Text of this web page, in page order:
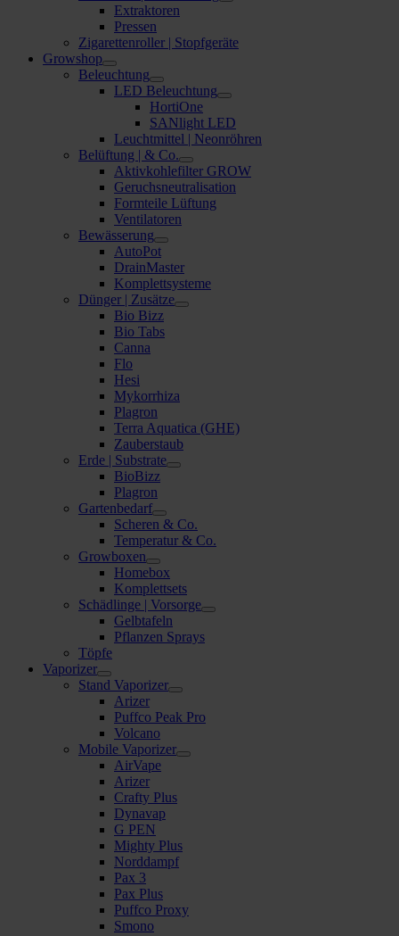
Extraktoren
Pressen
Zigarettenroller | Stopfgeräte
Growshop
Beleuchtung
LED Beleuchtung
HortiOne
SANlight LED
Leuchtmittel | Neonröhren
Belüftung | & Co.
Aktivkohlefilter GROW
Geruchsneutralisation
Formteile Lüftung
Ventilatoren
Bewässerung
AutoPot
DrainMaster
Komplettsysteme
Dünger | Zusätze
Bio Bizz
Bio Tabs
Canna
Flo
Hesi
Mykorrhiza
Plagron
Terra Aquatica (GHE)
Zauberstaub
Erde | Substrate
BioBizz
Plagron
Gartenbedarf
Scheren & Co.
Temperatur & Co.
Growboxen
Homebox
Komplettsets
Schädlinge | Vorsorge
Gelbtafeln
Pflanzen Sprays
Töpfe
Vaporizer
Stand Vaporizer
Arizer
Puffco Peak Pro
Volcano
Mobile Vaporizer
AirVape
Arizer
Crafty Plus
Dynavap
G PEN
Mighty Plus
Norddampf
Pax 3
Pax Plus
Puffco Proxy
Smono